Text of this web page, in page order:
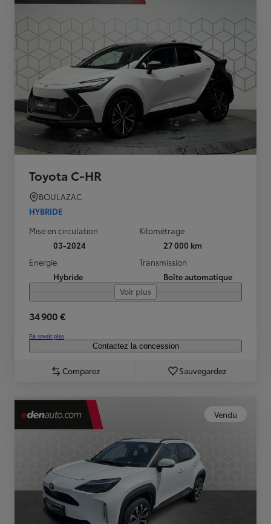
Toyota C-HR
BOULAZAC
HYBRIDE
Mise en circulation
03-2024
Kilométrage
27 000 km
Energie
Hybride
Transmission
Boîte automatique
Voir plus
34 900 €
En savoir plus
Contactez la concession
Comparez Sauvegardez
Vendu